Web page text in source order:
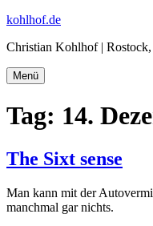
Zum
springen
kohlhof.de
Christian Kohlhof |
Menü
Tag: 14.
The Sixt sense
Man kann mit der
manchmal gar nichts.